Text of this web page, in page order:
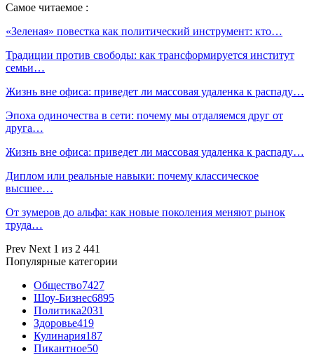
Самое читаемое :
«Зеленая» повестка как политический инструмент: кто…
Традиции против свободы: как трансформируется институт
семьи…
Жизнь вне офиса: приведет ли массовая удаленка к распаду…
Эпоха одиночества в сети: почему мы отдаляемся друг от
друга…
Жизнь вне офиса: приведет ли массовая удаленка к распаду…
Диплом или реальные навыки: почему классическое
высшее…
От зумеров до альфа: как новые поколения меняют рынок
труда…
Prev Next 1 из 2 441
Популярные категории
Общество7427
Шоу-Бизнес6895
Политика2031
Здоровье419
Кулинария187
Пикантное50